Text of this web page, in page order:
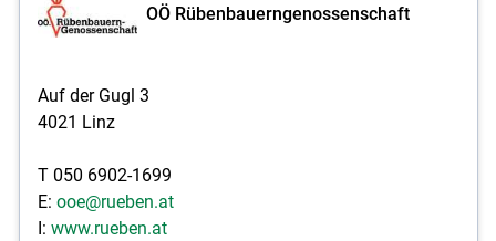
OÖ Rübenbauerngenossenschaft
Auf der Gugl 3
4021 Linz
T 050 6902-1699
E: ooe@rueben.at
I: www.rueben.at